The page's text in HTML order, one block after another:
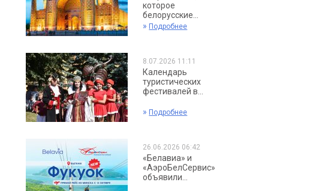
которое
белорусские...
» Подробнее
8.07.2026 11:11
Календарь
туристических
фестивалей в...
» Подробнее
26.06.2026 06:42
«Белавиа» и
«АэроБелСервис»
объявили...